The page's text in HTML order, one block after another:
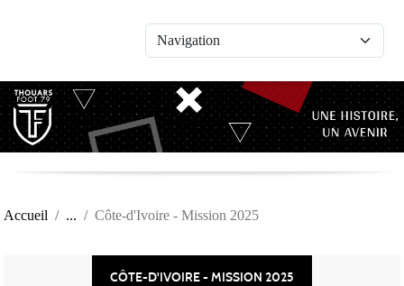
Accueil Côte-d'Ivoire - Mission 2025
CÔTE-D'IVOIRE - MISSION 2025